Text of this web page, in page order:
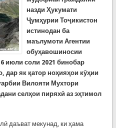
назди Ҳукумати
Ҷумҳурии Тоҷикистон
истинодан ба
маълумоти Агентии
обуҳавошиносии
июли соли 2021 бинобар
дар як қатор ноҳияҳои кӯҳии
Вилояти Мухтори
селҳои пиряхӣ аз эҳтимол
даъват мекунад, ки ҳама